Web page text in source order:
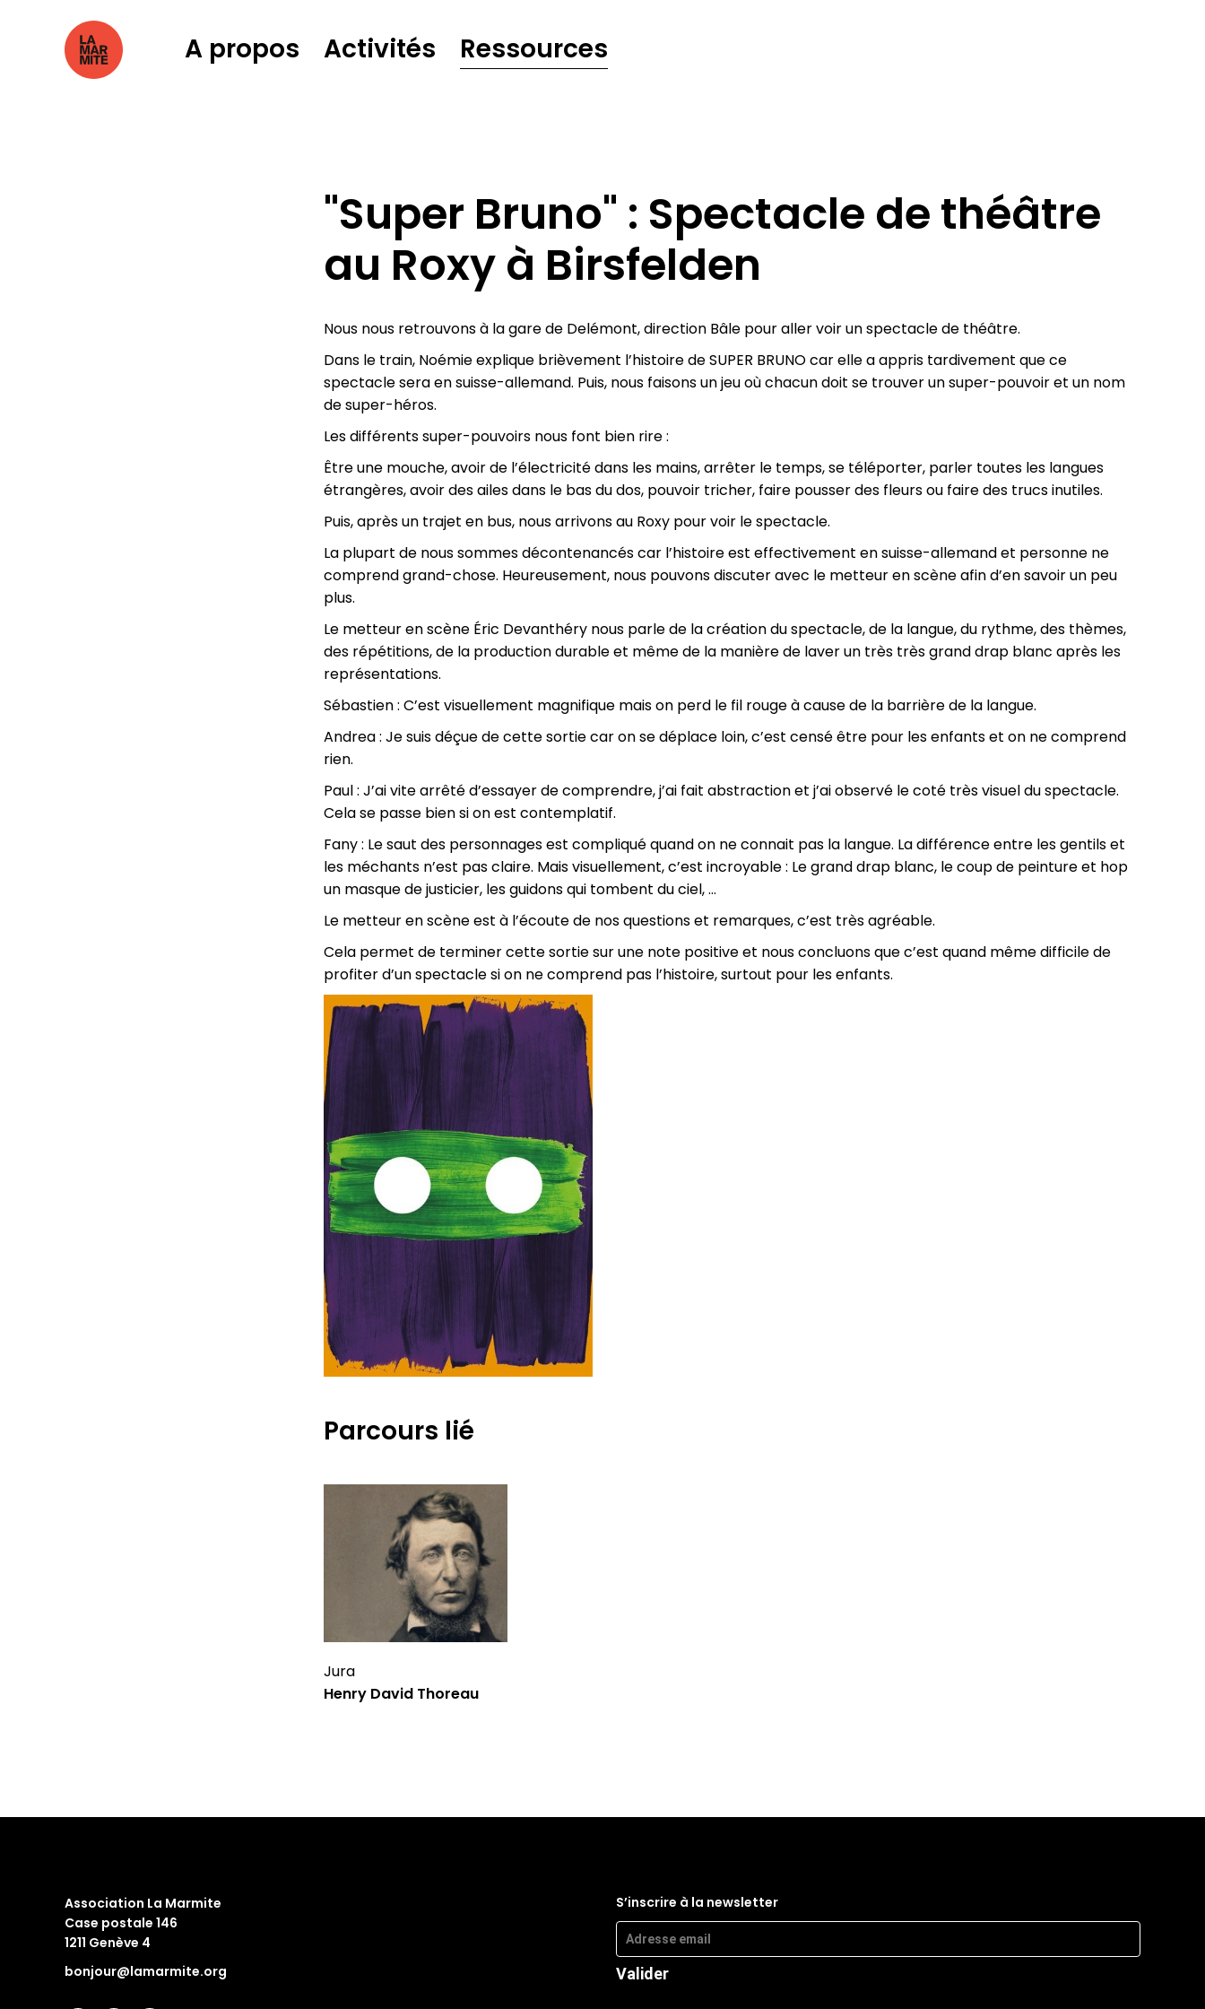
"Super Bruno" : Spectacle de théâtre
au Roxy à Birsfelden
Nous nous retrouvons à la gare de Delémont, direction Bâle pour aller voir un spectacle de théâtre.
Dans le train, Noémie explique brièvement l’histoire de SUPER BRUNO car elle a appris tardivement que ce
spectacle sera en suisse-allemand. Puis, nous faisons un jeu où chacun doit se trouver un super-pouvoir et un nom
de super-héros.
Les différents super-pouvoirs nous font bien rire :
Être une mouche, avoir de l’électricité dans les mains, arrêter le temps, se téléporter, parler toutes les langues
étrangères, avoir des ailes dans le bas du dos, pouvoir tricher, faire pousser des fleurs ou faire des trucs inutiles.
Puis, après un trajet en bus, nous arrivons au Roxy pour voir le spectacle.
La plupart de nous sommes décontenancés car l’histoire est effectivement en suisse-allemand et personne ne
comprend grand-chose. Heureusement, nous pouvons discuter avec le metteur en scène afin d’en savoir un peu
plus.
Le metteur en scène Éric Devanthéry nous parle de la création du spectacle, de la langue, du rythme, des thèmes,
des répétitions, de la production durable et même de la manière de laver un très très grand drap blanc après les
représentations.
Sébastien : C’est visuellement magnifique mais on perd le fil rouge à cause de la barrière de la langue.
Andrea : Je suis déçue de cette sortie car on se déplace loin, c’est censé être pour les enfants et on ne comprend
rien.
Paul : J’ai vite arrêté d’essayer de comprendre, j’ai fait abstraction et j’ai observé le coté très visuel du spectacle.
Cela se passe bien si on est contemplatif.
Fany : Le saut des personnages est compliqué quand on ne connait pas la langue. La différence entre les gentils et
les méchants n’est pas claire. Mais visuellement, c’est incroyable : Le grand drap blanc, le coup de peinture et hop
un masque de justicier, les guidons qui tombent du ciel, …
Le metteur en scène est à l’écoute de nos questions et remarques, c’est très agréable.
Cela permet de terminer cette sortie sur une note positive et nous concluons que c’est quand même difficile de
profiter d’un spectacle si on ne comprend pas l’histoire, surtout pour les enfants.
Parcours lié
Jura
Henry David Thoreau
Association La Marmite
Case postale 146
1211 Genève 4
bonjour@lamarmite.org
S’inscrire à la newsletter
Valider
A propos Activités Ressources